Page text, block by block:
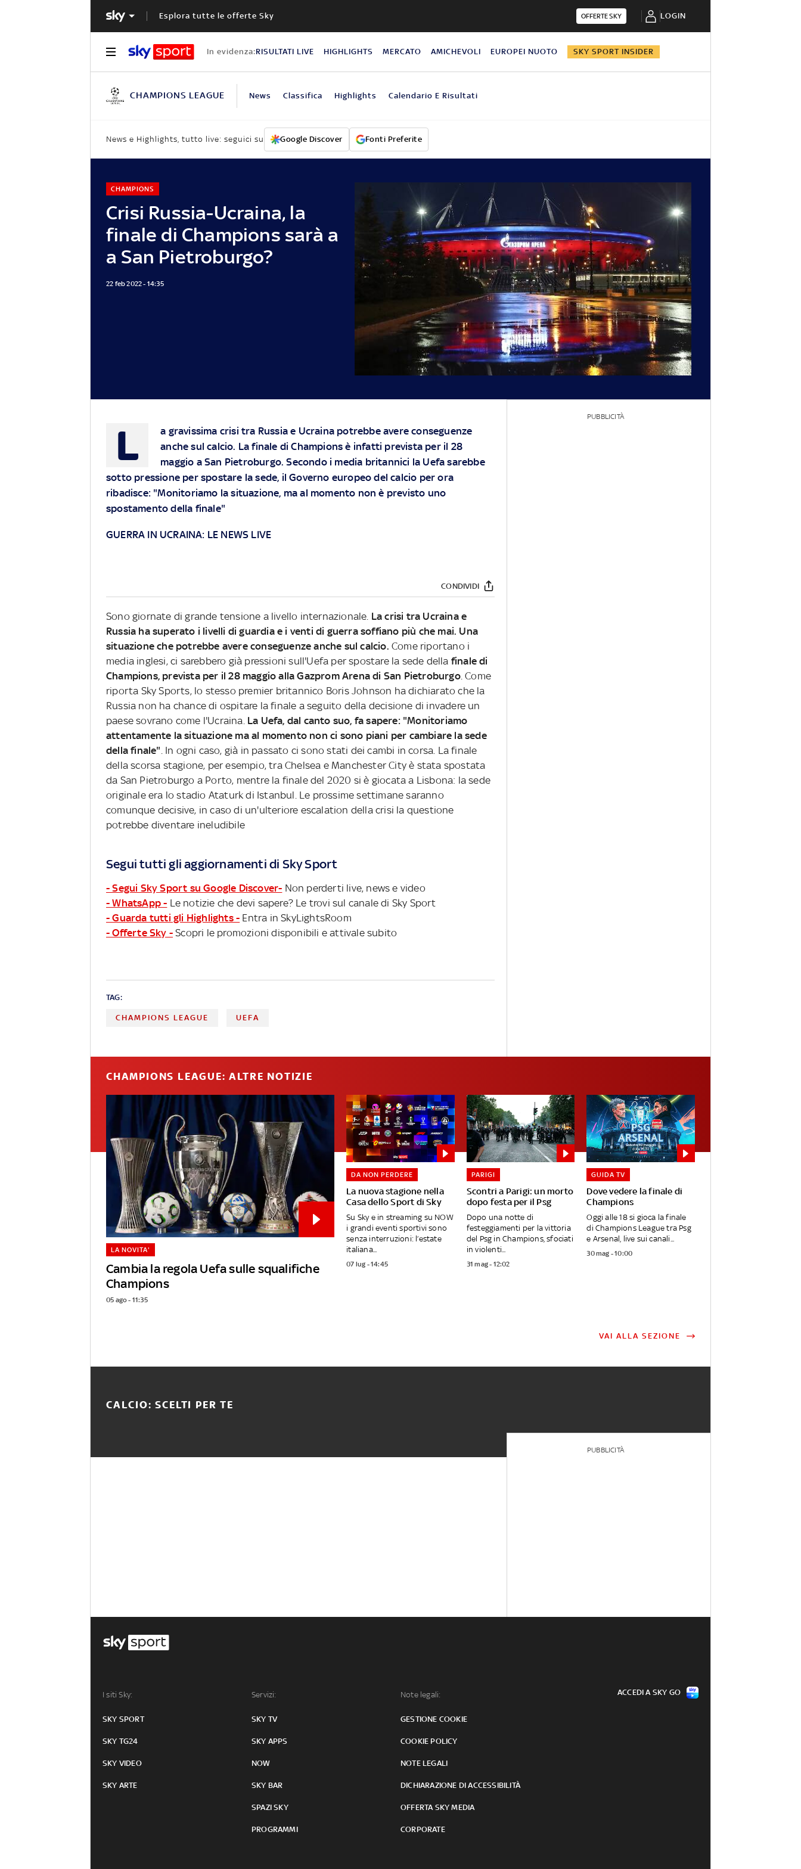
Esplora tutte le offerte Sky OFFERTE SKY LOGIN
In evidenza:RISULTATI LIVE HIGHLIGHTS MERCATO AMICHEVOLI EUROPEI NUOTO SKY SPORT INSIDER
CHAMPIONS LEAGUE News Classifica Highlights Calendario E Risultati
News e Highlights, tutto live: seguici su Google Discover Fonti Preferite
Crisi Russia-Ucraina, la
finale di Champions sarà a
a San Pietroburgo?
CHAMPIONS
22 feb 2022 - 14:35
L
a gravissima crisi tra Russia e Ucraina potrebbe avere conseguenze
anche sul calcio. La finale di Champions è infatti prevista per il 28
maggio a San Pietroburgo. Secondo i media britannici la Uefa sarebbe
sotto pressione per spostare la sede, il Governo europeo del calcio per ora
ribadisce: "Monitoriamo la situazione, ma al momento non è previsto uno
spostamento della finale"
GUERRA IN UCRAINA: LE NEWS LIVE
CONDIVIDI
Sono giornate di grande tensione a livello internazionale. La crisi tra Ucraina e
Russia ha superato i livelli di guardia e i venti di guerra soffiano più che mai. Una
situazione che potrebbe avere conseguenze anche sul calcio. Come riportano i
media inglesi, ci sarebbero già pressioni sull'Uefa per spostare la sede della finale di
Champions, prevista per il 28 maggio alla Gazprom Arena di San Pietroburgo. Come
riporta Sky Sports, lo stesso premier britannico Boris Johnson ha dichiarato che la
Russia non ha chance di ospitare la finale a seguito della decisione di invadere un
paese sovrano come l'Ucraina. La Uefa, dal canto suo, fa sapere: "Monitoriamo
attentamente la situazione ma al momento non ci sono piani per cambiare la sede
della finale". In ogni caso, già in passato ci sono stati dei cambi in corsa. La finale
della scorsa stagione, per esempio, tra Chelsea e Manchester City è stata spostata
da San Pietroburgo a Porto, mentre la finale del 2020 si è giocata a Lisbona: la sede
originale era lo stadio Ataturk di Istanbul. Le prossime settimane saranno
comunque decisive, in caso di un'ulteriore escalation della crisi la questione
potrebbe diventare ineludibile
Segui tutti gli aggiornamenti di Sky Sport
- Segui Sky Sport su Google Discover- Non perderti live, news e video
- WhatsApp - Le notizie che devi sapere? Le trovi sul canale di Sky Sport
- Guarda tutti gli Highlights - Entra in SkyLightsRoom
- Offerte Sky - Scopri le promozioni disponibili e attivale subito
TAG:
CHAMPIONS LEAGUE UEFA
PUBBLICITÀ
CHAMPIONS LEAGUE: ALTRE NOTIZIE
Cambia la regola Uefa sulle squalifiche
Champions
LA NOVITA'
05 ago - 11:35
La nuova stagione nella
Casa dello Sport di Sky
DA NON PERDERE
Su Sky e in streaming su NOW
i grandi eventi sportivi sono
senza interruzioni: l’estate
italiana...
07 lug - 14:45
Scontri a Parigi: un morto
dopo festa per il Psg
PARIGI
Dopo una notte di
festeggiamenti per la vittoria
del Psg in Champions, sfociati
in violenti...
31 mag - 12:02
Dove vedere la finale di
Champions
GUIDA TV
Oggi alle 18 si gioca la finale
di Champions League tra Psg
e Arsenal, live sui canali...
30 mag - 10:00
VAI ALLA SEZIONE
CALCIO: SCELTI PER TE
PUBBLICITÀ
I siti Sky:
SKY SPORT
SKY TG24
SKY VIDEO
SKY ARTE
Servizi:
SKY TV
SKY APPS
NOW
SKY BAR
SPAZI SKY
PROGRAMMI
Note legali:
GESTIONE COOKIE
COOKIE POLICY
NOTE LEGALI
DICHIARAZIONE DI ACCESSIBILITÀ
OFFERTA SKY MEDIA
CORPORATE
ACCEDI A SKY GO